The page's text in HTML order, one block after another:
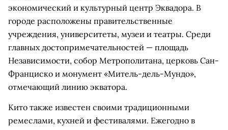
экономический и культурный центр Эквадора. В
городе расположены правительственные
учреждения, университеты, музеи и театры. Среди
главных достопримечательностей — площадь
Независимости, собор Метрополитана, церковь Сан-
Франциско и монумент «Митель-дель-Мундо»,
отмечающий линию экватора.
Кито также известен своими традиционными
ремеслами, кухней и фестивалями. Ежегодно в